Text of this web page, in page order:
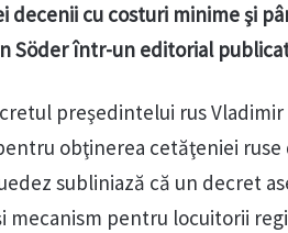
decenii cu costuri minime şi
Söder într-un editorial
preşedintelui rus
obţinerea cetăţeniei
subliniază că un decret
mecanism pentru locuitorii